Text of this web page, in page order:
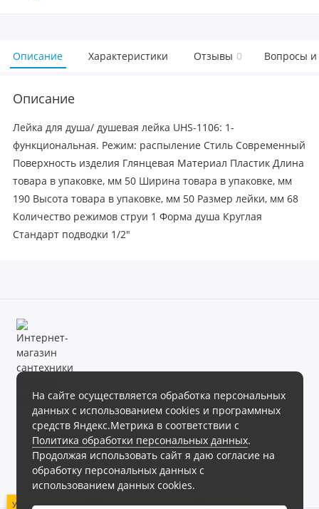
Описание Характеристики Отзывы 0 Вопросы и
Описание
Лейка для душа/ душевая лейка UHS-1106: 1-
функциональная. Режим: распыление Стиль Современный
Поверхность изделия Глянцевая Материал Пластик Длина
товара в упаковке, мм 50 Ширина товара в упаковке, мм
190 Высота товара в упаковке, мм 50 Размер лейки, мм 68
Количество режимов струи 1 Форма душа Круглая
Стандарт подводки 1/2"
На сайте осуществляется обработка персональных
данных с использованием cookies и программных
средств Яндекс.Метрика в соответствии с
Политика обработки персональных данных.
Продолжая использовать сайт я даю согласие на
обработку персональных данных с
использованием данных cookies.
Магазин сантехники «Теплое море» готов предложить своим
клиентам обширный ассортимент продукции в различных
ценовых диапазонах.
Интернет магазин сантехники «Теплое море», 2026г.
Политика обработки персональных данных
Уважаемые клиенты! В связи с техническими работами на